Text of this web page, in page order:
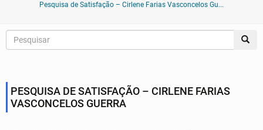
Pesquisa de Satisfação – Cirlene Farias Vasconcelos Gu...
PESQUISA DE SATISFAÇÃO – CIRLENE FARIAS
VASCONCELOS GUERRA